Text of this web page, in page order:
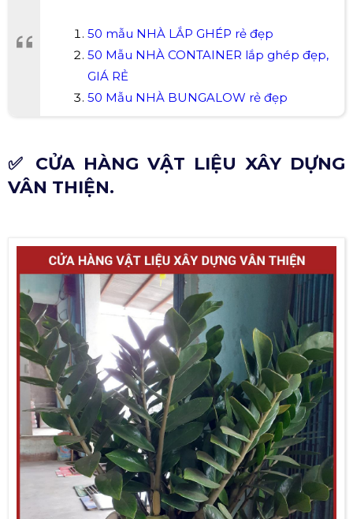
50 mẫu NHÀ LẮP GHÉP rẻ đẹp
50 Mẫu NHÀ CONTAINER lắp ghép đẹp,
GIÁ RẺ
50 Mẫu NHÀ BUNGALOW rẻ đẹp
✅ CỬA HÀNG VẬT LIỆU XÂY DỰNG
VÂN THIỆN.